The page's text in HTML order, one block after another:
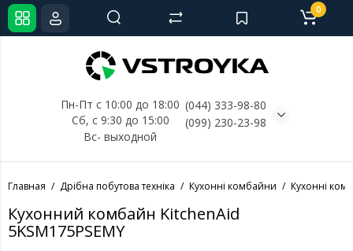
Пн-Пт с 10:00 до 18:00
Сб, с 9:30 до 15:00
Вс- выходной
(044) 333-98-80
(099) 230-23-98
0
Главная Дрібна побутова техніка Кухонні комбайни Кухонні
Кухонний комбайн KitchenAid
5KSM175PSEMY